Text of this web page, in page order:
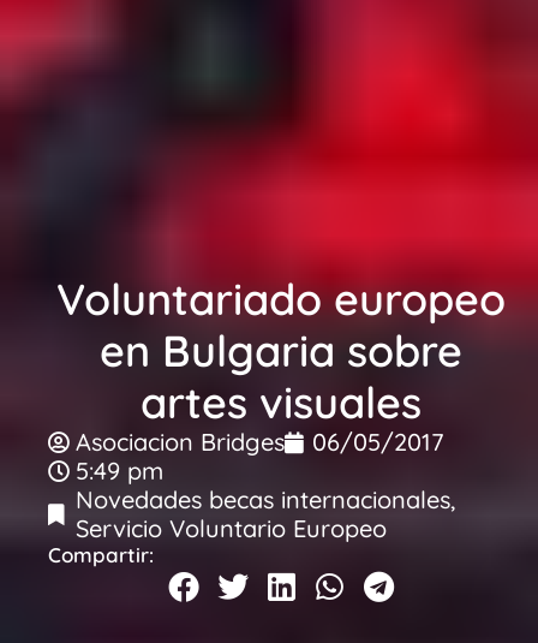
Voluntariado europeo
en Bulgaria sobre
artes visuales
Asociacion Bridges
06/05/2017
5:49 pm
Novedades becas internacionales,
Servicio Voluntario Europeo
Compartir: